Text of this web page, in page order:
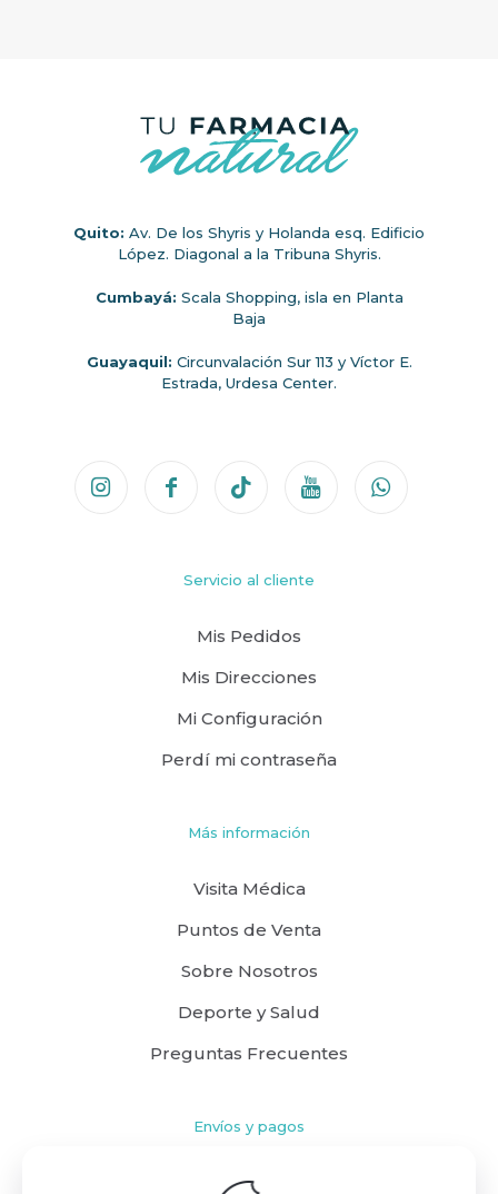
Quito: Av. De los Shyris y Holanda esq. Edificio
López. Diagonal a la Tribuna Shyris.
Cumbayá: Scala Shopping, isla en Planta
Baja
Guayaquil: Circunvalación Sur 113 y Víctor E.
Estrada, Urdesa Center.
Servicio al cliente
Mis Pedidos
Mis Direcciones
Mi Configuración
Perdí mi contraseña
Más información
Visita Médica
Puntos de Venta
Sobre Nosotros
Deporte y Salud
Preguntas Frecuentes
Envíos y pagos
Cómo comprar